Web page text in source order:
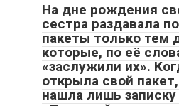
На дне рождения
сестра раздавала
пакеты только тем
которые, по её
«заслужили их».
открыла свой
нашла лишь